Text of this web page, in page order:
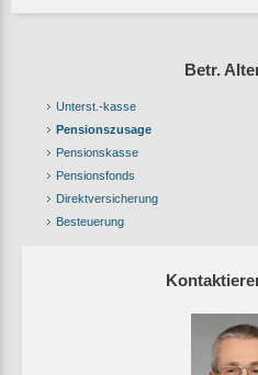
Betr.
Unterst.-kasse
Pensionszusage
Pensionskasse
Pensionsfonds
Direktversicherung
Besteuerung